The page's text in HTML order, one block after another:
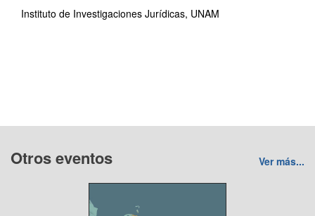
Instituto de Investigaciones Jurídicas, UNAM
Otros eventos Ver más...